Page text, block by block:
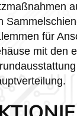
für
mit den